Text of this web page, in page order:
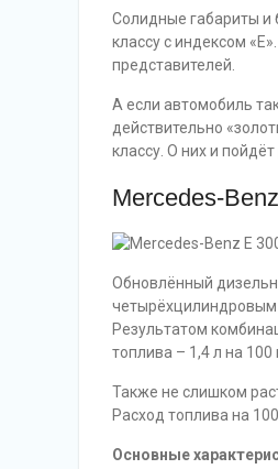
Солидные габариты и
классу с индексом
представителей.
А если автомобиль
действительно
классу. О них и
Mercedes-
Обновлённый
четырёхцилиндровым
Результатом
топлива – 1,4 л на 100
Также не слишком
Расход топлива на
Основные